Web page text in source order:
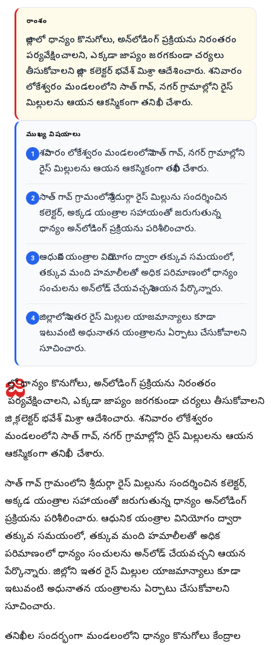
సారాంశం
జిల్లాలో ధాన్యం కొనుగోలు, అన్‌లోడింగ్ ప్రక్రియను నిరంతరం
పర్యవేక్షించాలని, ఎక్కడా జాప్యం జరగకుండా చర్యలు
తీసుకోవాలని జిల్లా కలెక్టర్ భవేశ్ మిశ్రా ఆదేశించారు. శనివారం
లోకేశ్వరం మండలంలోని సాత్ గావ్, నగర్ గ్రామాల్లోని రైస్
మిల్లులను ఆయన ఆకస్మికంగా తనిఖీ చేశారు.
ముఖ్య విషయాలు
1
శనివారం లోకేశ్వరం మండలంలోని సాత్ గావ్, నగర్ గ్రామాల్లోని
రైస్ మిల్లులను ఆయన ఆకస్మికంగా తనిఖీ చేశారు.
2
సాత్ గావ్ గ్రామంలోని శ్రీదుర్గా రైస్ మిల్లును సందర్శించిన
కలెక్టర్, అక్కడ యంత్రాల సహాయంతో జరుగుతున్న
ధాన్యం అన్‌లోడింగ్ ప్రక్రియను పరిశీలించారు.
3
ఆధునిక యంత్రాల వినియోగం ద్వారా తక్కువ సమయంలో,
తక్కువ మంది హమాలీలతో అధిక పరిమాణంలో ధాన్యం
సంచులను అన్‌లోడ్ చేయవచ్చని ఆయన పేర్కొన్నారు.
4
జిల్లాలోని ఇతర రైస్ మిల్లుల యాజమాన్యాలు కూడా
ఇటువంటి అధునాతన యంత్రాలను ఏర్పాటు చేసుకోవాలని
సూచించారు.
ల్లాలో ధాన్యం కొనుగోలు, అన్‌లోడింగ్ ప్రక్రియను నిరంతరం
పర్యవేక్షించాలని, ఎక్కడా జాప్యం జరగకుండా చర్యలు తీసుకోవాలని
జిల్లా కలెక్టర్ భవేశ్ మిశ్రా ఆదేశించారు. శనివారం లోకేశ్వరం
మండలంలోని సాత్ గావ్, నగర్ గ్రామాల్లోని రైస్ మిల్లులను ఆయన
ఆకస్మికంగా తనిఖీ చేశారు.
సాత్ గావ్ గ్రామంలోని శ్రీదుర్గా రైస్ మిల్లును సందర్శించిన కలెక్టర్,
అక్కడ యంత్రాల సహాయంతో జరుగుతున్న ధాన్యం అన్‌లోడింగ్
ప్రక్రియను పరిశీలించారు. ఆధునిక యంత్రాల వినియోగం ద్వారా
తక్కువ సమయంలో, తక్కువ మంది హమాలీలతో అధిక
పరిమాణంలో ధాన్యం సంచులను అన్‌లోడ్ చేయవచ్చని ఆయన
పేర్కొన్నారు. జిల్లాలోని ఇతర రైస్ మిల్లుల యాజమాన్యాలు కూడా
ఇటువంటి అధునాతన యంత్రాలను ఏర్పాటు చేసుకోవాలని
సూచించారు.
తనిఖీల సందర్భంగా మండలంలోని ధాన్యం కొనుగోలు కేంద్రాల